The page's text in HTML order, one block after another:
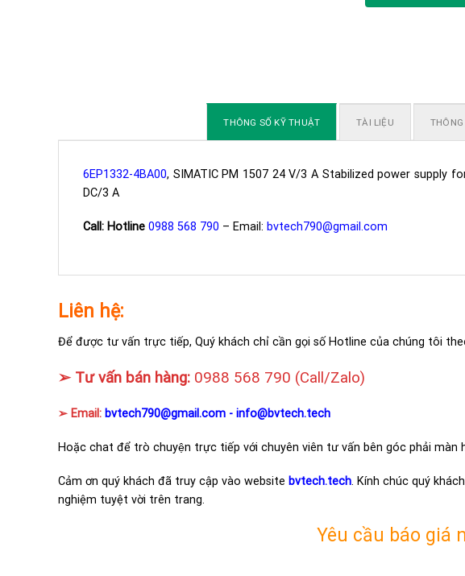
THÔNG SỐ KỸ THUẬT TÀI LIỆU
6EP1332-4BA00, SIMATIC PM 1507 24 V/3 A Stabilized power supply
DC/3 A
Call: Hotline 0988 568 790 – Email: bvtech790@gmail.com
Liên hệ:
Để được tư vấn trực tiếp, Quý khách chỉ cần gọi số Hotline của chúng tôi
➢ Tư vấn bán hàng: 0988 568 790 (Call/Zalo)
➢ Email: bvtech790@gmail.com - info@bvtech.tech
Hoặc chat để trò chuyện trực tiếp với chuyên viên tư vấn bên góc phải màn
Cảm ơn quý khách đã truy cập vào website bvtech.tech. Kính chúc quý
nghiệm tuyệt vời trên trang.
Yêu cầu báo giá